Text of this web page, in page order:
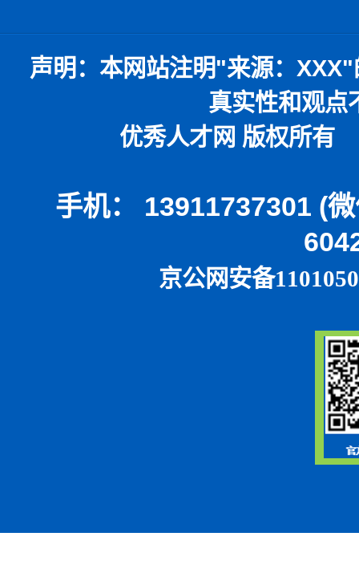
声明：本网站注明"来源： XXX"
真实性和观点
优秀人才网 版权所有 本网
手机： 13911737301 (
京公网安备